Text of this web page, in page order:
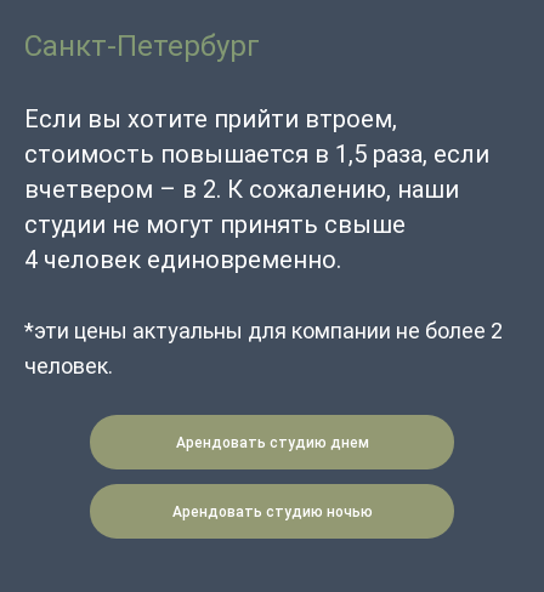
Санкт-Петербург
Если вы хотите прийти втроем,
стоимость повышается в 1,5 раза, если
вчетвером – в 2. К сожалению, наши
студии не могут принять свыше
4 человек единовременно.
*эти цены актуальны для компании не более 2
человек.
Арендовать студию днем
Арендовать студию ночью